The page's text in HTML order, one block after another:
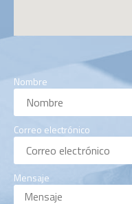
Nombre
Correo electrónico
Mensaje